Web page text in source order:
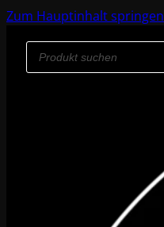
Zum Hauptinhalt springen
Products
search